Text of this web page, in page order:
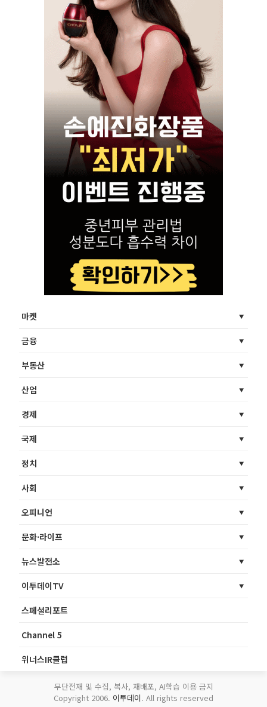
마켓
금융
부동산
산업
경제
국제
정치
사회
오피니언
문화·라이프
뉴스발전소
이투데이TV
스페셜리포트
Channel 5
위너스IR클럽
무단전재 및 수집, 복사, 재배포, AI학습 이용 금지
Copyright 2006. 이투데이. All rights reserved